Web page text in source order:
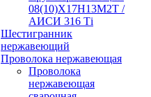
08(10)Х17Н13М2Т /
АИСИ 316 Тi
Шестигранник
нержавеющий
Проволока нержавеющая
Проволока
нержавеющая